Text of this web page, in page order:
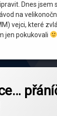
Dnes jsem
na
vejci, které
jen pokukovali